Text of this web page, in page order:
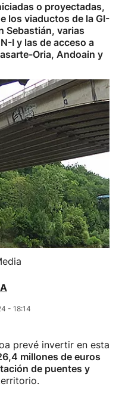
o proyectadas,
los viaductos de la GI-
Sebastián, varias
I y las de acceso a
Oria, Andoain y
- 18:14
prevé invertir en esta
millones de euros
de puentes y